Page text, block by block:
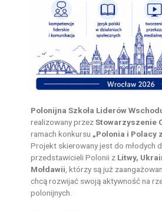
Polonijna Szkoła Liderów
realizowany przezStowarzyszenie
ramach konkursu „Polonia i Polacy
Projekt skierowany jest do młodych
przedstawicieli Polonii z Litwy,
Mołdawii , którzy są już
chcą rozwijać swoją aktywność na
polonijnych.